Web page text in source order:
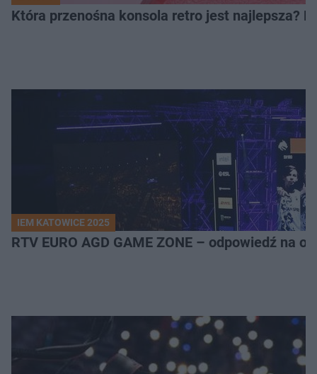
Która przenośna konsola retro jest najlepsza?
IEM KATOWICE 2025
RTV EURO AGD GAME ZONE – odpowiedź na